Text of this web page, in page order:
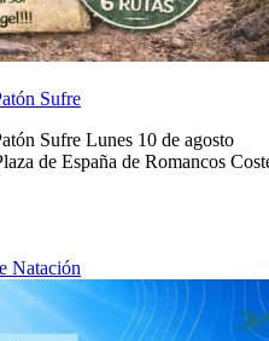
Sufre
Sufre Lunes 10 de agosto
de España de Romancos
Natación